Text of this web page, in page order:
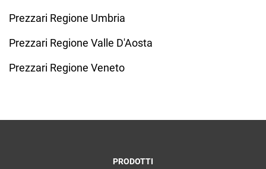
Prezzari Regione Umbria
Prezzari Regione Valle D'Aosta
Prezzari Regione Veneto
PRODOTTI